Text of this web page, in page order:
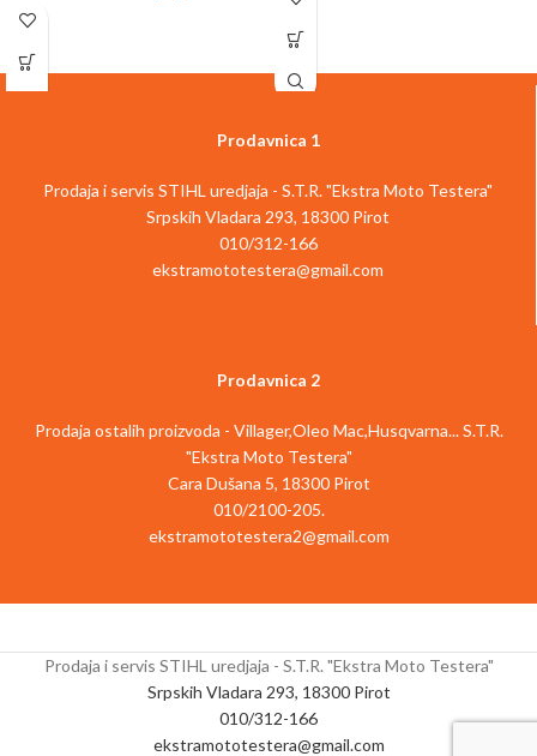
Prodavnica 1
Prodaja i servis STIHL uredjaja - S.T.R. "Ekstra Moto Testera"
Srpskih Vladara 293, 18300 Pirot
010/312-166
ekstramototestera@gmail.com
Prodavnica 2
Prodaja ostalih proizvoda - Villager,Oleo Mac,Husqvarna... S.T.R.
"Ekstra Moto Testera"
Cara Dušana 5, 18300 Pirot
010/2100-205.
ekstramototestera2@gmail.com
Prodaja i servis STIHL uredjaja - S.T.R. "Ekstra Moto Testera"
Srpskih Vladara 293, 18300 Pirot
010/312-166
ekstramototestera@gmail.com